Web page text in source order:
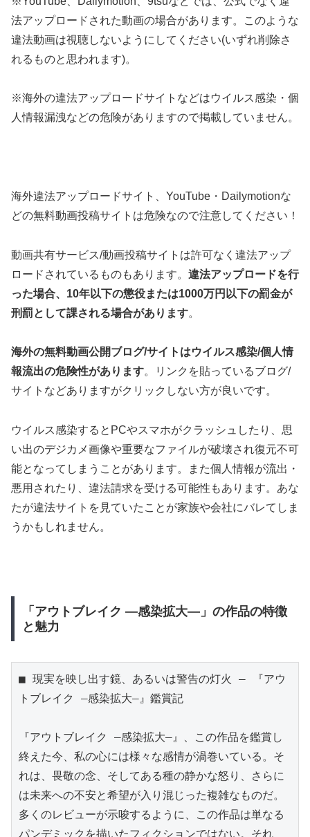
法アップロードされた動画の場合があります。このような
違法動画は視聴しないようにしてください(いずれ削除さ
れるものと思われます)。
※海外の違法アップロードサイトなどはウイルス感染・個
人情報漏洩などの危険がありますので掲載していません。
海外違法アップロードサイト、YouTube・Dailymotionな
どの無料動画投稿サイトは危険なので注意してください！
動画共有サービス/動画投稿サイトは許可なく違法アップ
ロードされているものもあります。 違法アップロードを行
った場合、10年以下の懲役または1000万円以下の罰金が
刑罰として課される場合があります。
海外の無料動画公開ブログ/サイトはウイルス感染/個人情
報流出の危険性があります。リンクを貼っているブログ/
サイトなどありますがクリックしない方が良いです。
ウイルス感染するとPCやスマホがクラッシュしたり、思
い出のデジカメ画像や重要なファイルが破壊され復元不可
能となってしまうことがあります。また個人情報が流出・
悪用されたり、違法請求を受ける可能性もあります。あな
たが違法サイトを見ていたことが家族や会社にバレてしま
うかもしれません。
「アウトブレイク ―感染拡大―」の作品の特徴
と魅力
■ 現実を映し出す鏡、あるいは警告の灯火 ― 『アウ
トブレイク ―感染拡大―』鑑賞記
『アウトブレイク ―感染拡大―』、この作品を鑑賞し
終えた今、私の心には様々な感情が渦巻いている。そ
れは、畏敬の念、そしてある種の静かな怒り、さらに
は未来への不安と希望が入り混じった複雑なものだ。
多くのレビューが示唆するように、この作品は単なる
パンデミックを描いたフィクションではない。それ